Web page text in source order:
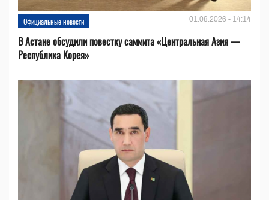
Официальные новости 01.08.2026 - 14:14
В Астане обсудили повестку саммита «Центральная Азия —
Республика Корея»